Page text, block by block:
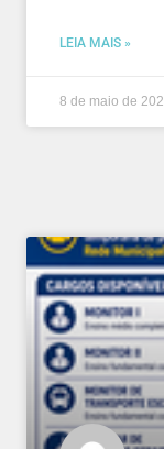
LEIA MAIS »
8 de maio de